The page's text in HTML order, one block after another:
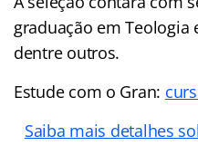
graduação em
dentre outros.
Estude com o Gran:
Saiba mais detalhes